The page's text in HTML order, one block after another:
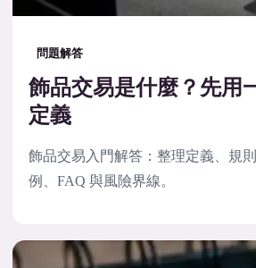
問題解答
飾品交易是什麼？先用
定義
飾品交易入門解答：整理定義、規
例、FAQ 與風險界線。